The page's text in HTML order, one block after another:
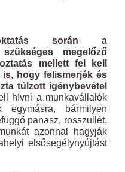
során a
megelőző
mellett fel kell
is, hogy felismerjék és
túlzott igénybevétel
hívni a munkavállalók
egymásra, bármilyen
panasz, rosszullét,
azonnal hagyják
elsősegélynyújtást